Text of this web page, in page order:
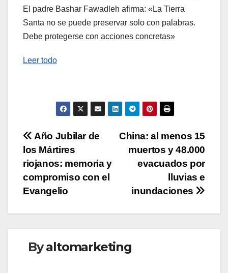
El padre Bashar Fawadleh afirma: «La Tierra
Santa no se puede preservar solo con palabras.
Debe protegerse con acciones concretas»
Leer todo
Navegación
de
entradas
China: al menos 15
muertos y 48.000
evacuados por
lluvias e
inundaciones
Año Jubilar de
los Mártires
riojanos: memoria y
compromiso con el
Evangelio
Byaltomarketing